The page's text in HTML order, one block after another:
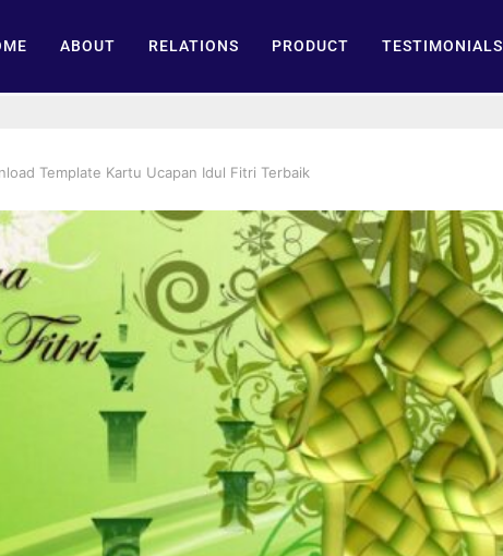
ABOUT RELATIONS PRODUCT TESTIMONIALS
Template Kartu Ucapan Idul Fitri Terbaik